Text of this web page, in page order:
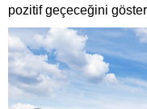
pozitif geçeceğini